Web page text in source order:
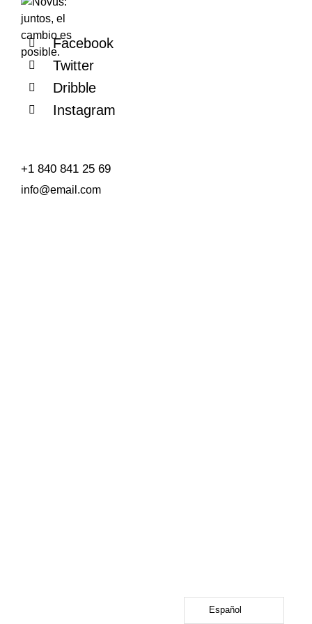
Facebook
Twitter
Dribble
Instagram
+1 840 841 25 69
info@email.com
Español